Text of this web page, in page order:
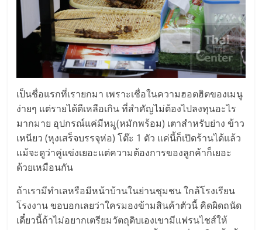
รน
ไชส์,
รวม
แฟ
รน
ไชส์
ขาย
เป็นชื่อแรกที่เรายกมา เพราะเชื่อในความฮอตฮิตของเมนู
ง่ายๆ แต่รายได้ดีเหลือเกิน ที่สำคัญไม่ต้องไปลงทุนอะไร
มากมาย อุปกรณ์แค่มีหมู(หมักพร้อม) เตาสำหรับย่าง ข้าว
เหนียว (หุงเสร็จบรรจุห่อ) โต๊ะ 1 ตัว แค่นี้ก็เปิดร้านได้แล้ว
แม้จะดูว่าคู่แข่งเยอะแต่ความต้องการของลูกค้าก็เยอะ
ด้วยเหมือนกัน
ถ้าเรามีทำเลหรือมีหน้าบ้านในย่านชุมชน ใกล้โรงเรียน
โรงงาน ขอบอกเลยว่าใครมองข้ามสินค้าตัวนี้ คิดผิดถนัด
เดี๋ยวนี้ถ้าไม่อยากเตรียมวัตถุดิบเองเขามีแฟรนไชส์ให้